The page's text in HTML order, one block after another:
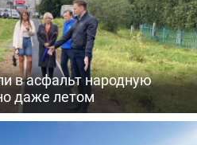
в асфальт народную
даже летом